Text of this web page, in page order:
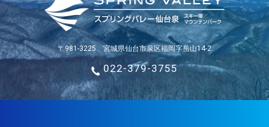
〒981-3225 宮城県仙台市泉区福岡字岳山14-2
022-379-3755